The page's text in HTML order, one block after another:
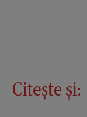
Citește și: